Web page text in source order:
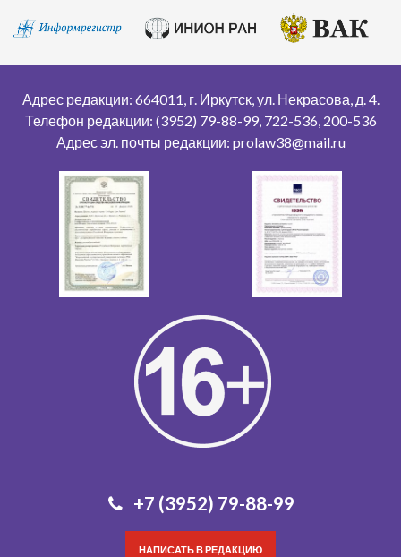
Адрес редакции: 664011, г. Иркутск, ул. Некрасова, д. 4.
Телефон редакции: (3952) 79-88-99, 722-536, 200-536
Адрес эл. почты редакции: prolaw38@mail.ru
+7 (3952) 79-88-99
НАПИСАТЬ В РЕДАКЦИЮ